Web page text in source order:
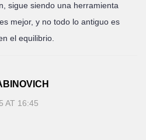
sigue siendo una herramienta
mejor, y no todo lo antiguo es
el equilibrio.
AT 16:45